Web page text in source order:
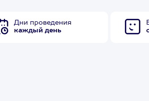
Дни проведения
каждый день